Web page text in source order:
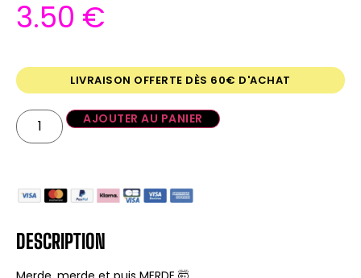
3.50 €
LIVRAISON OFFERTE DÈS 60€ D'ACHAT
AJOUTER AU PANIER
DESCRIPTION